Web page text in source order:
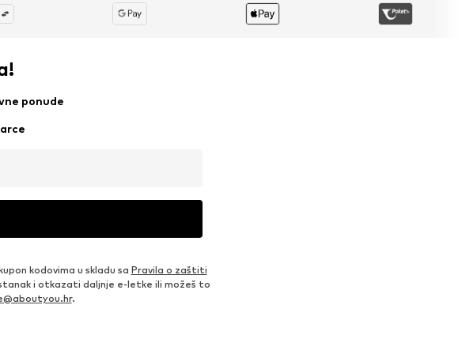
ponude
kodovima u skladu sa Pravila o zaštiti
i otkazati daljnje e-letke ili možeš to
.